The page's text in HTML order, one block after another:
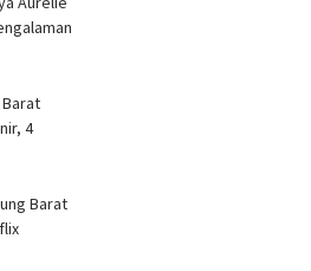
Baitul
Dukungan
4
Barat